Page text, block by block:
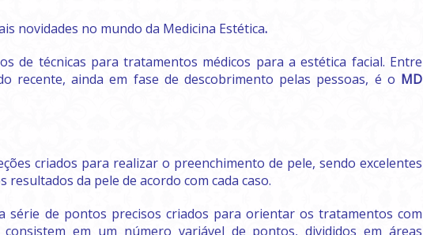
novidades no mundo da Medicina Estética.
de técnicas para tratamentos médicos para a estética facial. Entre
recente, ainda em fase de descobrimento pelas pessoas, é o MD
criados para realizar o preenchimento de pele, sendo excelentes
da pele de acordo com cada caso.
série de pontos precisos criados para orientar os tratamentos com
em um número variável de pontos, divididos em áreas